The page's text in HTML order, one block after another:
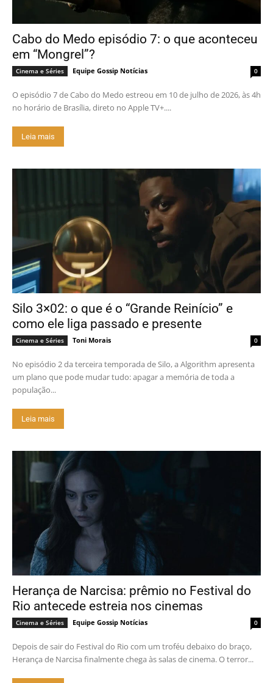
Cabo do Medo episódio 7: o que aconteceu
em “Mongrel”?
Cinema e Séries Equipe Gossip Notícias 0
O episódio 7 de Cabo do Medo estreou em 10 de julho de 2026, às 4h
no horário de Brasília, direto no Apple TV+....
Leia mais
Silo 3×02: o que é o “Grande Reinício” e
como ele liga passado e presente
Cinema e Séries Toni Morais 0
No episódio 2 da terceira temporada de Silo, a Algorithm apresenta
um plano que pode mudar tudo: apagar a memória de toda a
população...
Leia mais
Herança de Narcisa: prêmio no Festival do
Rio antecede estreia nos cinemas
Cinema e Séries Equipe Gossip Notícias 0
Depois de sair do Festival do Rio com um troféu debaixo do braço,
Herança de Narcisa finalmente chega às salas de cinema. O terror...